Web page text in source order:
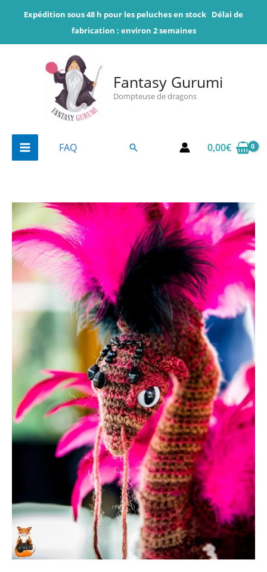
contenu
Expédition sous 48 h pour les peluches en stock Délai de
fabrication : environ 2 semaines
Fantasy Gurumi
Dompteuse de dragons
FAQ Rechercher 0,00€